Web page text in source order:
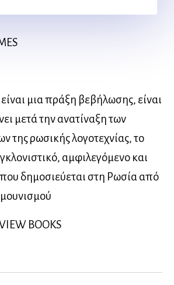
μια πράξη βεβήλωσης, είναι
μετά την ανατίναξη των
της ρωσικής λογοτεχνίας, το
αμφιλεγόμενο και
δημοσιεύεται στη Ρωσία από
BOOKS